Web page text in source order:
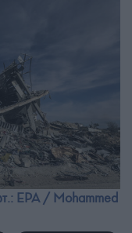
EPA / Mohammed